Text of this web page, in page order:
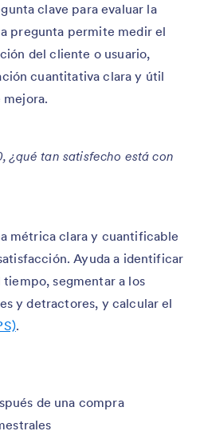
clave para evaluar la
pregunta permite medir el
del cliente o usuario,
cuantitativa clara y útil
¿qué tan satisfecho está con
métrica clara y cuantificable
Ayuda a identificar
segmentar a los
y detractores, y calcular el
.
de una compra